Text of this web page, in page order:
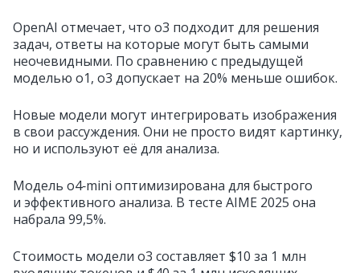
OpenAI отмечает, что o3 подходит для решения
задач, ответы на которые могут быть самыми
неочевидными. По сравнению с предыдущей
моделью o1, o3 допускает на 20% меньше ошибок.
Новые модели могут интегрировать изображения
в свои рассуждения. Они не просто видят картинку,
но и используют её для анализа.
Модель o4‑mini оптимизирована для быстрого
и эффективного анализа. В тесте AIME 2025 она
набрала 99,5%.
Стоимость модели o3 составляет $10 за 1 млн